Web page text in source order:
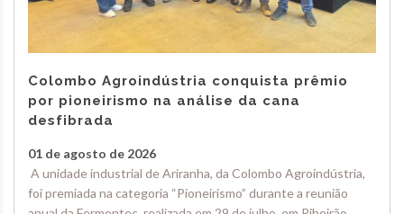
Colombo Agroindústria conquista prêmio
por pioneirismo na análise da cana
desfibrada
01 de agosto de 2026
A unidade industrial de Ariranha, da Colombo Agroindústria,
foi premiada na categoria “Pioneirismo” durante a reunião